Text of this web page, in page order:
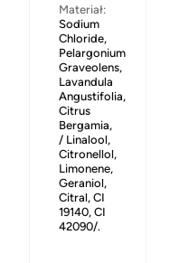
Materiał:
Sodium
Chloride,
Pelargonium
Graveolens,
Lavandula
Angustifolia,
Citrus
Bergamia,
/ Linalool,
Citronellol,
Limonene,
Geraniol,
Citral, CI
19140, CI
42090/.